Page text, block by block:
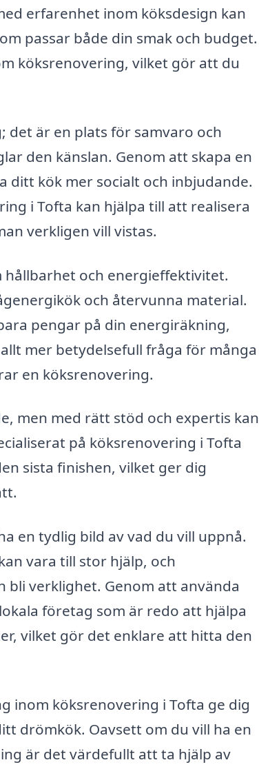
erfarenhet inom köksdesign kan
passar både din smak och budget.
köksrenovering, vilket gör att du
det är en plats för samvaro och
den känslan. Genom att skapa en
ditt kök mer socialt och inbjudande.
i Tofta kan hjälpa till att realisera
verkligen vill vistas.
hållbarhet och energieffektivitet.
och återvunna material.
pengar på din energiräkning,
mer betydelsefull fråga för många
en köksrenovering.
men med rätt stöd och expertis kan
på köksrenovering i Tofta
sista finishen, vilket ger dig
en tydlig bild av vad du vill uppnå.
vara till stor hjälp, och
bli verklighet. Genom att använda
företag som är redo att hjälpa
vilket gör det enklare att hitta den
inom köksrenovering i Tofta ge dig
drömkök. Oavsett om du vill ha en
är det värdefullt att ta hjälp av